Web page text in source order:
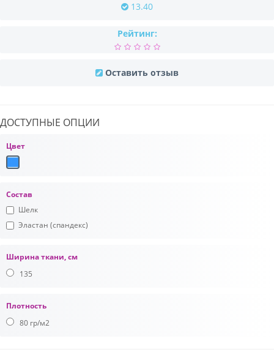
13.40
Рейтинг:
Оставить отзыв
ДОСТУПНЫЕ ОПЦИИ
Цвет
Состав
Шелк
Эластан (спандекс)
Ширина ткани, см
135
Плотность
80 гр/м2